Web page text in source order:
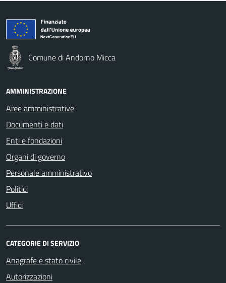
Comune di Andorno Micca
AMMINISTRAZIONE
Aree amministrative
Documenti e dati
Enti e fondazioni
Organi di governo
Personale amministrativo
Politici
Uffici
CATEGORIE DI SERVIZIO
Anagrafe e stato civile
Autorizzazioni